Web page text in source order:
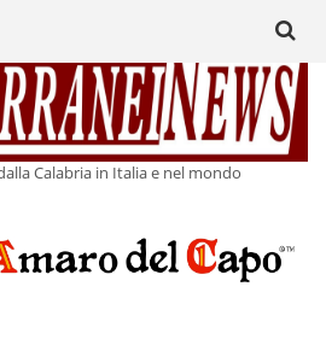
Calabria in Italia e nel mondo
for: